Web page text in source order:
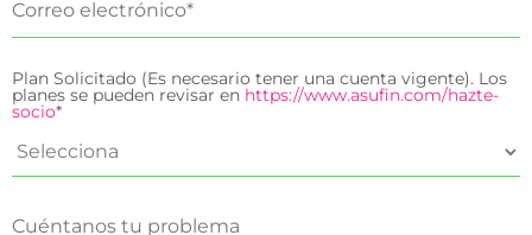
Plan Solicitado (Es necesario tener una cuenta vigente). Los
planes se pueden revisar en https://www.asufin.com/hazte-
socio*